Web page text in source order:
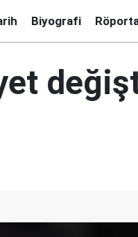
Biyografi